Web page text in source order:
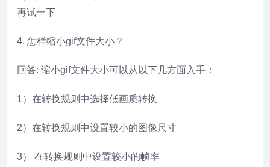
再试一下
4. 怎样缩小gif文件大小？
回答: 缩小gif文件大小可以从以下几方面入手：
1）在转换规则中选择低画质转换
2）在转换规则中设置较小的图像尺寸
3） 在转换规则中设置较小的帧率